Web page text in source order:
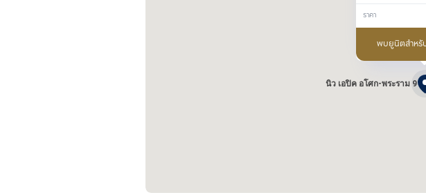
นิว เอปิค อโศก-พระราม 9
ราคา
พบยูนิตสำหรั